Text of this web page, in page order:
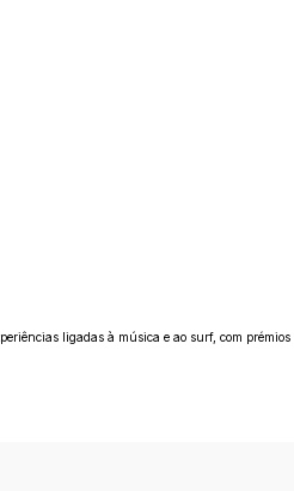
ligadas à música e ao surf, com prémios